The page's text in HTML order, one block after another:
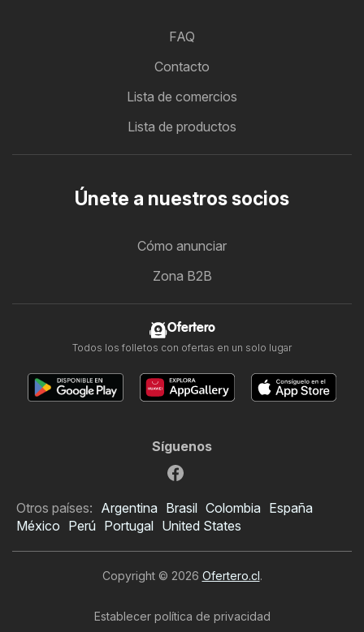
FAQ
Contacto
Lista de comercios
Lista de productos
Únete a nuestros socios
Cómo anunciar
Zona B2B
Ofertero
Todos los folletos con ofertas en un solo lugar
Síguenos
Otros países: Argentina Brasil Colombia España
México Perú Portugal United States
Copyright © 2026 Ofertero.cl.
Establecer política de privacidad